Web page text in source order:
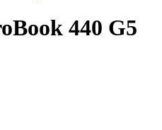
440 G5